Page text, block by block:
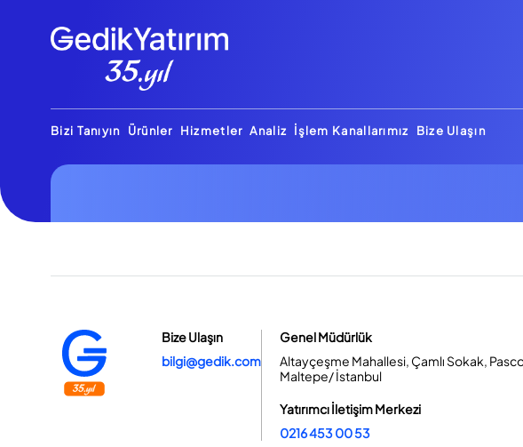
Bizi Tanıyın Ürünler Hizmetler Analiz İşlem Kanallarımız Bize Ulaşın
Bize Ulaşın
bilgi@gedik.com
Genel Müdürlük
Altayçeşme Mahallesi, Çamlı Sokak,
Maltepe/ İstanbul
Yatırımcı İletişim Merkezi
0216 453 00 53